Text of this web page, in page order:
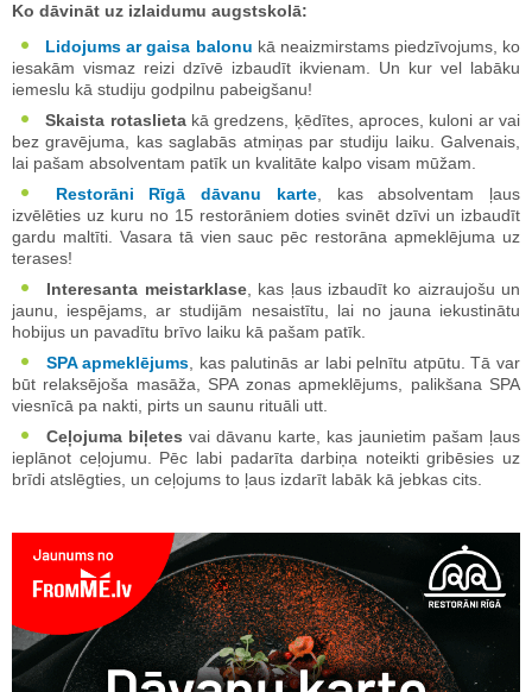
Ko dāvināt uz izlaidumu augstskolā:
Lidojums ar gaisa balonu kā neaizmirstams piedzīvojums, ko
iesakām vismaz reizi dzīvē izbaudīt ikvienam. Un kur vel labāku
iemeslu kā studiju godpilnu pabeigšanu!
Skaista rotaslietakā gredzens, ķēdītes, aproces, kuloni ar vai
bez gravējuma, kas saglabās atmiņas par studiju laiku. Galvenais,
lai pašam absolventam patīk un kvalitāte kalpo visam mūžam.
Restorāni Rīgā dāvanu karte, kas absolventam ļaus
izvēlēties uz kuru no 15 restorāniem doties svinēt dzīvi un izbaudīt
gardu maltīti. Vasara tā vien sauc pēc restorāna apmeklējuma uz
terases!
Interesanta meistarklase, kas ļaus izbaudīt ko aizraujošu un
jaunu, iespējams, ar studijām nesaistītu, lai no jauna iekustinātu
hobijus un pavadītu brīvo laiku kā pašam patīk.
SPA apmeklējums , kas palutinās ar labi pelnītu atpūtu. Tā var
būt relaksējoša masāža, SPA zonas apmeklējums, palikšana SPA
viesnīcā pa nakti, pirts un saunu rituāli utt.
Ceļojuma biļetes vai dāvanu karte, kas jaunietim pašam ļaus
ieplānot ceļojumu. Pēc labi padarīta darbiņa noteikti gribēsies uz
brīdi atslēgties, un ceļojums to ļaus izdarīt labāk kā jebkas cits.